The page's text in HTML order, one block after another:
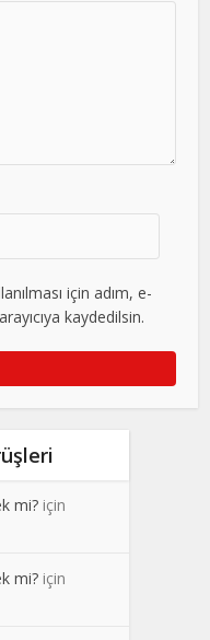
için adım, e-
kaydedilsin.
mi? için
mi? için